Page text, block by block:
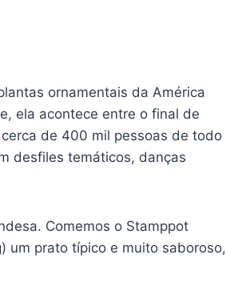
ornamentais da América
ela acontece entre o final de
de 400 mil pessoas de todo
desfiles temáticos, danças
Comemos o Stamppot
um prato típico e muito saboroso,